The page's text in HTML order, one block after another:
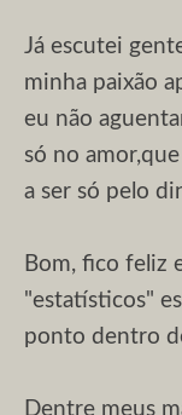
Já escutei
minha paixão
eu não
só no
a ser só pelo
Bom, fico feliz
"estatísticos"
ponto dentro
Dentre meus